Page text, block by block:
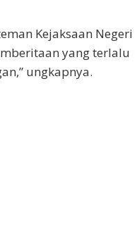
Kejaksaan Negeri
yang terlalu
ungkapnya.